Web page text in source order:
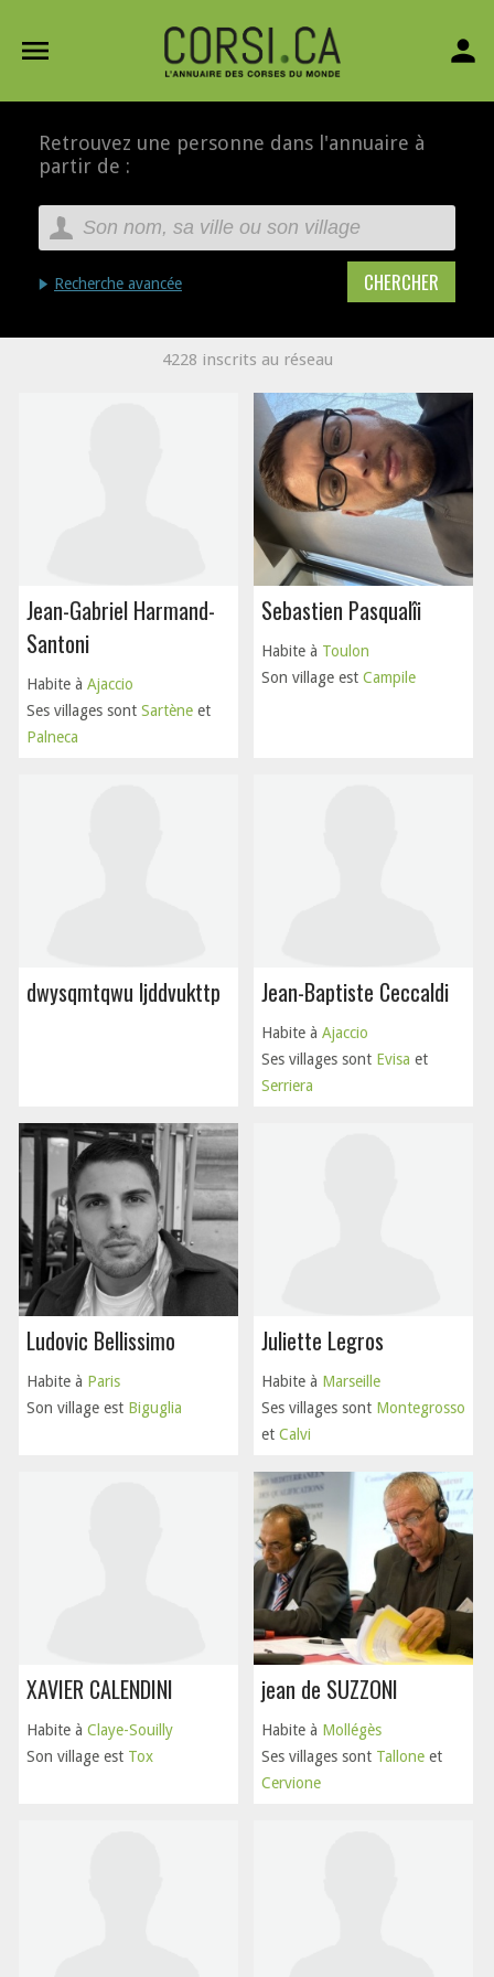
menu person
Retrouvez une personne dans l'annuaire à
partir de :
Recherche avancée
4228 inscrits au réseau
Jean-Gabriel Harmand-
Santoni
Habite à Ajaccio
Ses villages sont Sartène et
Palneca
Sebastien Pasqualîi
Habite à Toulon
Son village est Campile
dwysqmtqwu ljddvukttp Jean-Baptiste Ceccaldi
Habite à Ajaccio
Ses villages sont Evisa et
Serriera
Ludovic Bellissimo
Habite à Paris
Son village est Biguglia
Juliette Legros
Habite à Marseille
Ses villages sont Montegrosso
et Calvi
XAVIER CALENDINI
Habite à Claye-Souilly
Son village est Tox
jean de SUZZONI
Habite à Mollégès
Ses villages sont Tallone et
Cervione